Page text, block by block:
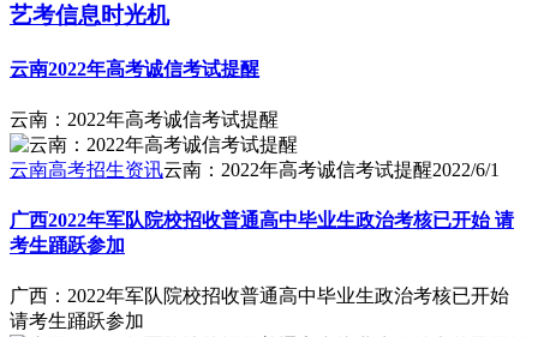
艺考信息时光机
云南2022年高考诚信考试提醒
云南：2022年高考诚信考试提醒
云南高考招生资讯云南：2022年高考诚信考试提醒2022/6/1
广西2022年军队院校招收普通高中毕业生政治考核已开始 请
考生踊跃参加
广西：2022年军队院校招收普通高中毕业生政治考核已开始
请考生踊跃参加